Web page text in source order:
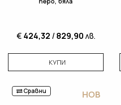
€ 424,32 /829,90лв.
КУПИ
Сравни НОВ